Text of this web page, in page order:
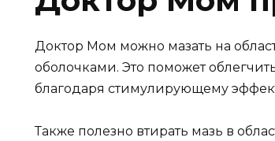
Доктор Мом можно мазать на
оболочками. Это поможет
благодаря стимулирующему
Также полезно втирать мазь в